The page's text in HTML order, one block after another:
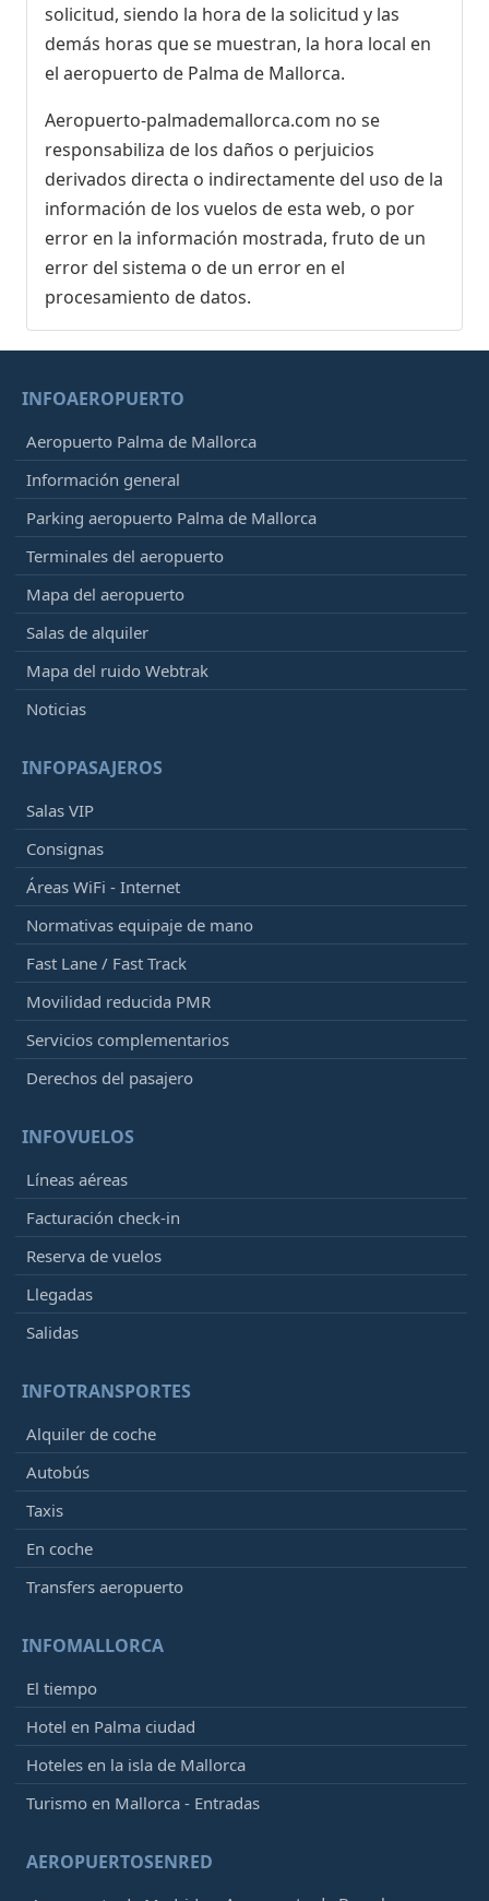
solicitud, siendo la hora de la solicitud y las
demás horas que se muestran, la hora local en
el aeropuerto de Palma de Mallorca.
Aeropuerto-palmademallorca.com no se
responsabiliza de los daños o perjuicios
derivados directa o indirectamente del uso de la
información de los vuelos de esta web, o por
error en la información mostrada, fruto de un
error del sistema o de un error en el
procesamiento de datos.
INFOAEROPUERTO
Aeropuerto Palma de Mallorca
Información general
Parking aeropuerto Palma de Mallorca
Terminales del aeropuerto
Mapa del aeropuerto
Salas de alquiler
Mapa del ruido Webtrak
Noticias
INFOPASAJEROS
Salas VIP
Consignas
Áreas WiFi - Internet
Normativas equipaje de mano
Fast Lane / Fast Track
Movilidad reducida PMR
Servicios complementarios
Derechos del pasajero
INFOVUELOS
Líneas aéreas
Facturación check-in
Reserva de vuelos
Llegadas
Salidas
INFOTRANSPORTES
Alquiler de coche
Autobús
Taxis
En coche
Transfers aeropuerto
INFOMALLORCA
El tiempo
Hotel en Palma ciudad
Hoteles en la isla de Mallorca
Turismo en Mallorca - Entradas
AEROPUERTOSENRED